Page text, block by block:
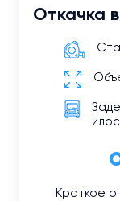
Откачка
Краткое